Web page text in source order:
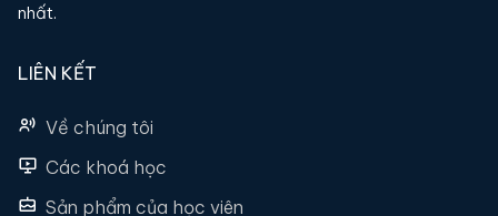
nhất.
LIÊN KẾT
Về chúng tôi
Các khoá học
Sản phẩm của học viên